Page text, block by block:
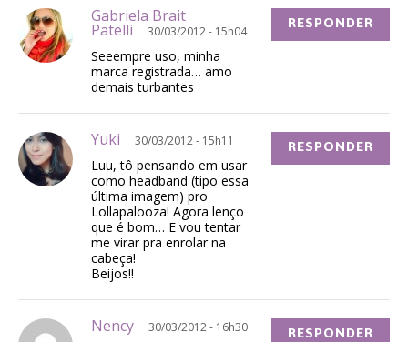
Gabriela Brait
Patelli 30/03/2012 - 15h04
Seeempre uso, minha
marca registrada… amo
demais turbantes
RESPONDER
Yuki 30/03/2012 - 15h11
Luu, tô pensando em usar
como headband (tipo essa
última imagem) pro
Lollapalooza! Agora lenço
que é bom… E vou tentar
me virar pra enrolar na
cabeça!
Beijos!!
RESPONDER
Nency 30/03/2012 - 16h30 RESPONDER